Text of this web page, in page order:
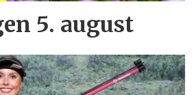
5. august